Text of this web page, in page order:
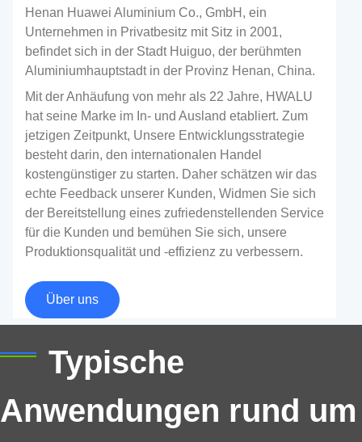
Henan Huawei Aluminium Co., GmbH, ein
Unternehmen in Privatbesitz mit Sitz in 2001,
befindet sich in der Stadt Huiguo, der berühmten
Aluminiumhauptstadt in der Provinz Henan, China.
Mit der Anhäufung von mehr als 22 Jahre, HWALU
hat seine Marke im In- und Ausland etabliert. Zum
jetzigen Zeitpunkt, Unsere Entwicklungsstrategie
besteht darin, den internationalen Handel
kostengünstiger zu starten. Daher schätzen wir das
echte Feedback unserer Kunden, Widmen Sie sich
der Bereitstellung eines zufriedenstellenden Service
für die Kunden und bemühen Sie sich, unsere
Produktionsqualität und -effizienz zu verbessern.
Über uns
Typische
Anwendungen rund um
Aluminiumplatte für den Kofferraumdeckel
Der Kofferraum eines Autos wird im Allgemeinen als
Karosserierahmen besteht, Reserveradabdeckung in
der Mitte des hinteren Karosserierahmens und
Kofferraumdeckel oben.